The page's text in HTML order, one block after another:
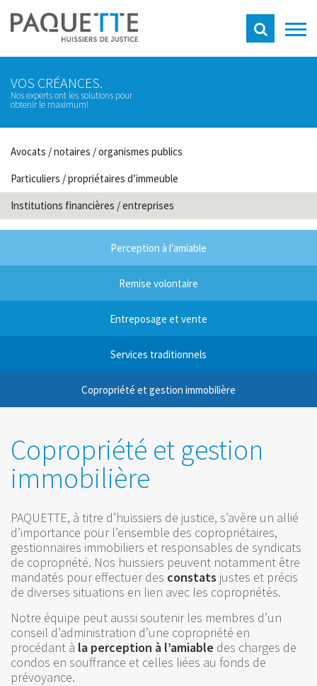
VOS CRÉANCES.
Nos experts ont les solutions pour
obtenir le maximum!
Avocats / notaires / organismes publics
Particuliers / propriétaires d’immeuble
Institutions financières / entreprises
Perception à l’amiable
Remise volontaire
Entreposage et vente
Services traditionnels
Copropriété et gestion immobilière
Copropriété et gestion
immobilière
PAQUETTE, à titre d’huissiers de justice, s’avère un allié
d’importance pour l’ensemble des copropriétaires,
gestionnaires immobiliers et responsables de syndicats
de copropriété. Nos huissiers peuvent notamment être
mandatés pour effectuer des constats justes et précis
de diverses situations en lien avec les copropriétés.
Notre équipe peut aussi soutenir les membres d’un
conseil d’administration d’une copropriété en
procédant à la perception à l’amiable des charges de
condos en souffrance et celles liées au fonds de
prévoyance.